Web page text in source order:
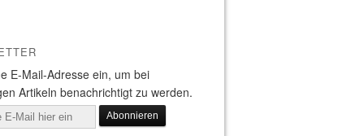
E-Mail-Adresse ein, um bei
Artikeln benachrichtigt zu werden.